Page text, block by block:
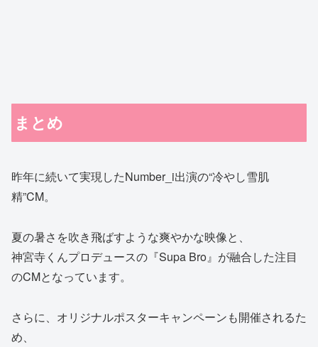
まとめ
昨年に続いて実現したNumber_i出演の“冷やし雪肌
精”CM。
夏の暑さを吹き飛ばすような爽やかな映像と、
神宮寺くんプロデュースの『Supa Bro』が融合した注目
のCMとなっています。
さらに、オリジナルポスターキャンペーンも開催されるた
め、